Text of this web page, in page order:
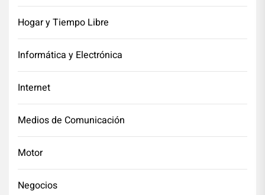
Hogar y Tiempo Libre
Informática y Electrónica
Internet
Medios de Comunicación
Motor
Negocios